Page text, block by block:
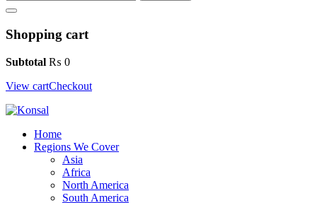
Shopping cart
Subtotal ₨ 0
View cartCheckout
Home
Regions We Cover
Asia
Africa
North America
South America